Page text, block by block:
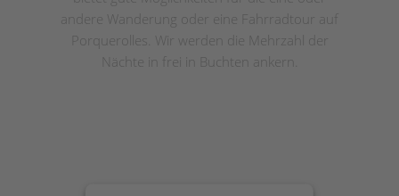
andere Wanderung oder eine Fahrradtour auf
Porquerolles. Wir werden die Mehrzahl der
Nächte in frei in Buchten ankern.